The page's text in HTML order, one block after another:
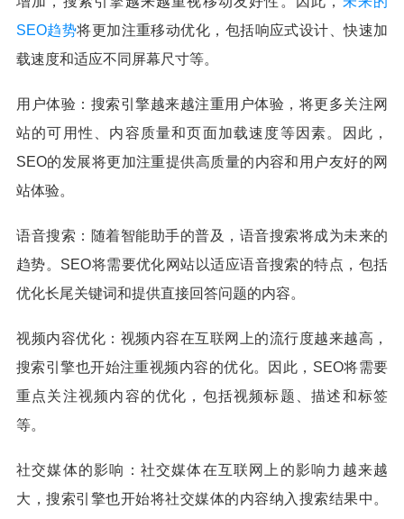
SEO趋势将更加注重移动优化，包括响应式设计、快速加
载速度和适应不同屏幕尺寸等。
用户体验：搜索引擎越来越注重用户体验，将更多关注网
站的可用性、内容质量和页面加载速度等因素。因此，
SEO的发展将更加注重提供高质量的内容和用户友好的网
站体验。
语音搜索：随着智能助手的普及，语音搜索将成为未来的
趋势。SEO将需要优化网站以适应语音搜索的特点，包括
优化长尾关键词和提供直接回答问题的内容。
视频内容优化：视频内容在互联网上的流行度越来越高，
搜索引擎也开始注重视频内容的优化。因此，SEO将需要
重点关注视频内容的优化，包括视频标题、描述和标签
等。
社交媒体的影响：社交媒体在互联网上的影响力越来越
大，搜索引擎也开始将社交媒体的内容纳入搜索结果中。